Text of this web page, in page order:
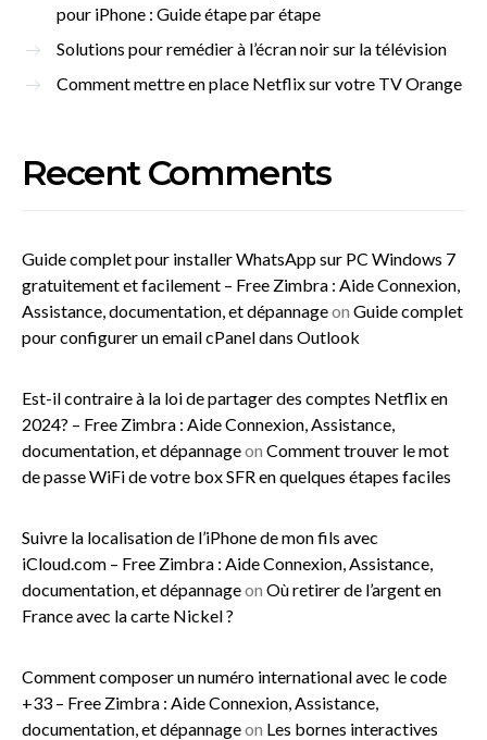
pour iPhone : Guide étape par étape
Solutions pour remédier à l’écran noir sur la télévision
Comment mettre en place Netflix sur votre TV Orange
Recent Comments
Guide complet pour installer WhatsApp sur PC Windows 7
gratuitement et facilement – Free Zimbra : Aide Connexion,
Assistance, documentation, et dépannageon Guide complet
pour configurer un email cPanel dans Outlook
Est-il contraire à la loi de partager des comptes Netflix en
2024? – Free Zimbra : Aide Connexion, Assistance,
documentation, et dépannageon Comment trouver le mot
de passe WiFi de votre box SFR en quelques étapes faciles
Suivre la localisation de l’iPhone de mon fils avec
iCloud.com – Free Zimbra : Aide Connexion, Assistance,
documentation, et dépannageon Où retirer de l’argent en
France avec la carte Nickel ?
Comment composer un numéro international avec le code
+33 – Free Zimbra : Aide Connexion, Assistance,
documentation, et dépannageon Les bornes interactives